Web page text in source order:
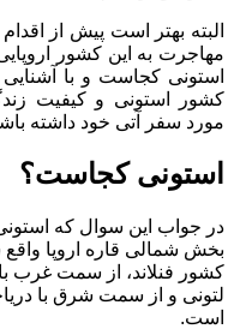
البته بهتر است پیش از
مهاجرت به این کشور
استونی کجاست و با
کشور استونی و کیفیت
مورد سفر آتی خود داشته
استونی کجاست؟
در جواب این سوال که
بخش شمالی قاره اروپا
کشور فنلاند، از سمت غرب
لتونی و از سمت شرق با
است.